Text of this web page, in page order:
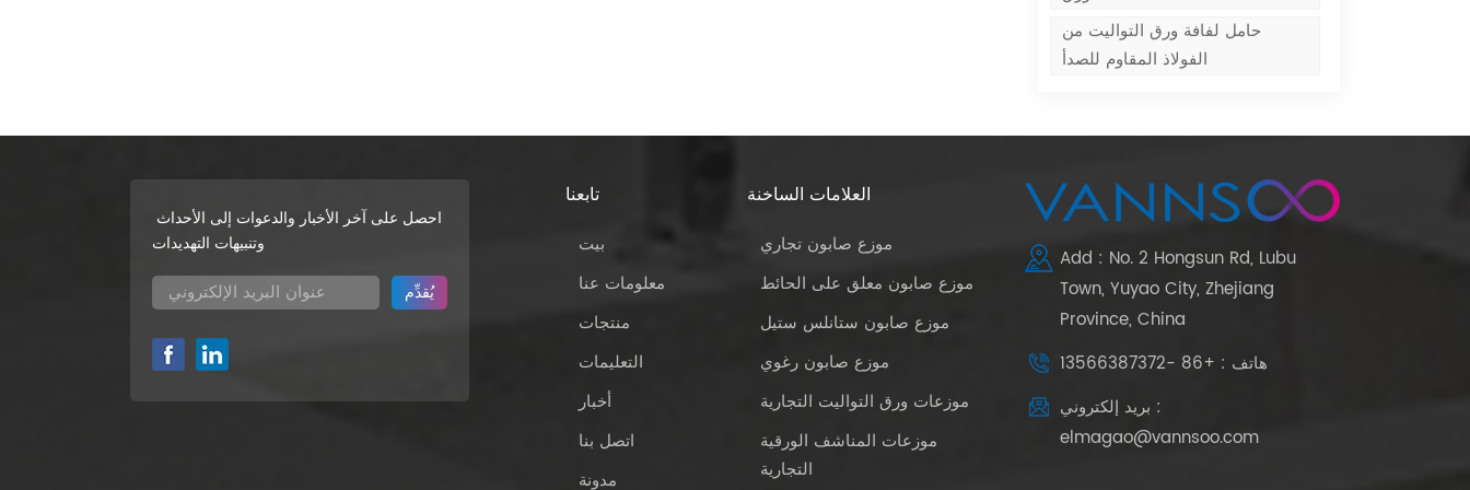
حامل لفافة ورق التواليت من
الفولاذ المقاوم للصدأ
تابعنا
بيت
معلومات عنا
منتجات
التعليمات
أخبار
اتصل بنا
مدونة
العلامات الساخنة
موزع صابون تجاري
موزع صابون معلق على الحائط
موزع صابون ستانلس ستيل
موزع صابون رغوي
موزعات ورق التواليت التجارية
موزعات المناشف الورقية
التجارية
Add : No. 2 Hongsun Rd, Lubu
Town, Yuyao City, Zhejiang
Province, China
هاتف : +86 -13566387372
بريد إلكتروني :
elmagao@vannsoo.com